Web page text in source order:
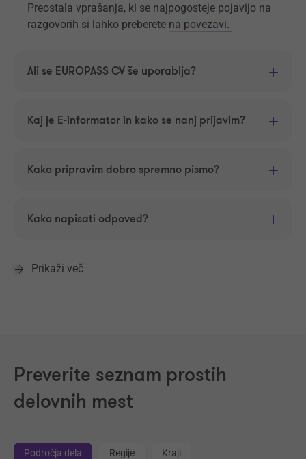
Preostala vprašanja, ki se najpogosteje pojavijo na
razgovorih si lahko preberete na povezavi.
Ali se EUROPASS CV še uporablja?
Kaj je E-informator in kako se nanj prijavim?
Kako pripravim dobro spremno pismo?
Kako napisati odpoved?
Prikaži več
Preverite seznam prostih
delovnih mest
Področja dela Regije Kraji